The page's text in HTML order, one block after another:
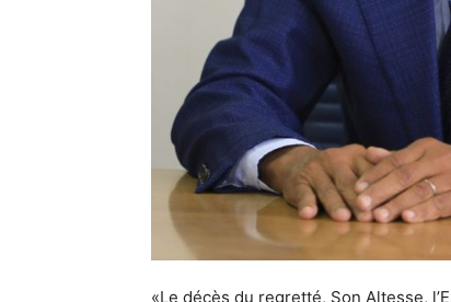
«Le décès du regretté, Son Altesse,